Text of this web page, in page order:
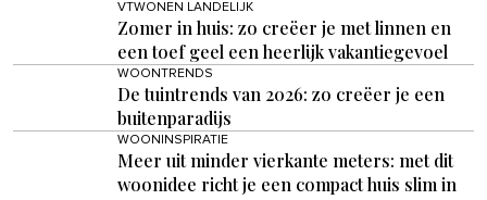
VTWONEN LANDELIJK
Zomer in huis: zo creëer je met linnen en
een toef geel een heerlijk vakantiegevoel
WOONTRENDS
De tuintrends van 2026: zo creëer je een
buitenparadijs
WOONINSPIRATIE
Meer uit minder vierkante meters: met dit
woonidee richt je een compact huis slim in